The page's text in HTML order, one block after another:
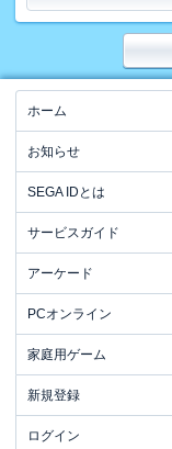
ホーム
お知らせ
SEGA IDとは
サービスガイド
アーケード
PCオンライン
家庭用ゲーム
新規登録
ログイン